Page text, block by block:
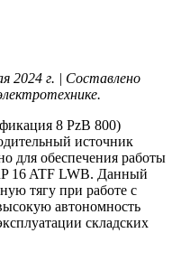
2024 г. | Составлено
8 PzB 800)
источник
для обеспечения работы
16 ATF LWB. Данный
тягу при работе с
автономность
складских